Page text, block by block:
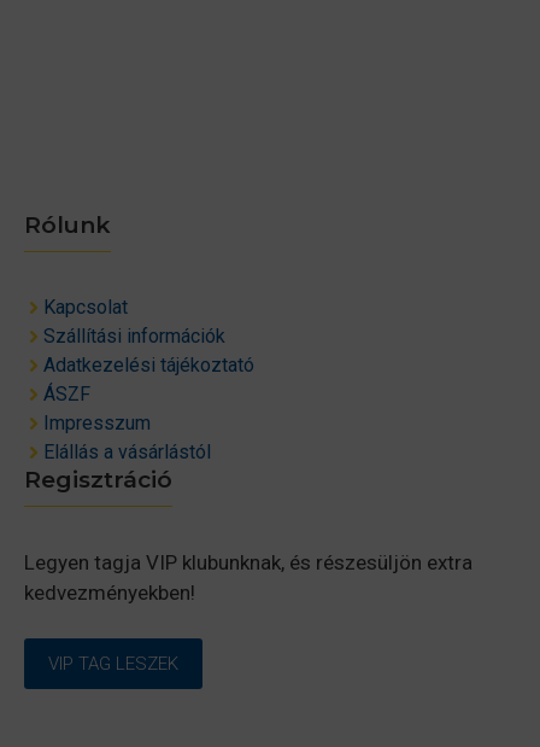
Rólunk
Kapcsolat
Szállítási információk
Adatkezelési tájékoztató
ÁSZF
Impresszum
Elállás a vásárlástól
Regisztráció
Legyen tagja VIP klubunknak, és részesüljön extra
kedvezményekben!
VIP TAG LESZEK